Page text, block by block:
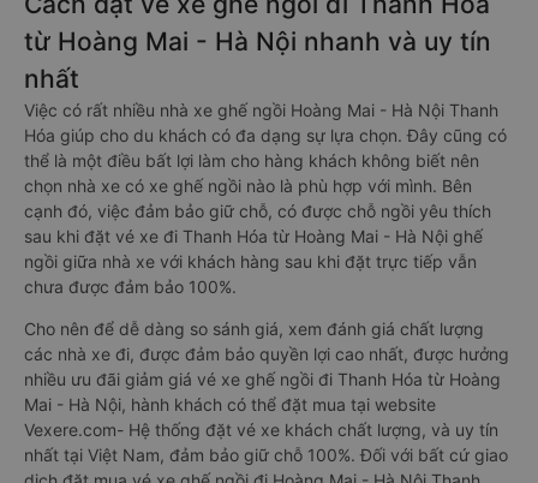
từ Hoàng Mai - Hà Nội nhanh và uy tín
nhất
Việc có rất nhiều nhà xe ghế ngồi Hoàng Mai - Hà Nội Thanh
Hóa giúp cho du khách có đa dạng sự lựa chọn. Đây cũng có
thể là một điều bất lợi làm cho hàng khách không biết nên
chọn nhà xe có xe ghế ngồi nào là phù hợp với mình. Bên
cạnh đó, việc đảm bảo giữ chỗ, có được chỗ ngồi yêu thích
sau khi đặt vé xe đi Thanh Hóa từ Hoàng Mai - Hà Nội ghế
ngồi giữa nhà xe với khách hàng sau khi đặt trực tiếp vẫn
chưa được đảm bảo 100%.
Cho nên để dễ dàng so sánh giá, xem đánh giá chất lượng
các nhà xe đi, được đảm bảo quyền lợi cao nhất, được hưởng
nhiều ưu đãi giảm giá vé xe ghế ngồi đi Thanh Hóa từ Hoàng
Mai - Hà Nội, hành khách có thể đặt mua tại website
Vexere.com- Hệ thống đặt vé xe khách chất lượng, và uy tín
nhất tại Việt Nam, đảm bảo giữ chỗ 100%. Đối với bất cứ giao